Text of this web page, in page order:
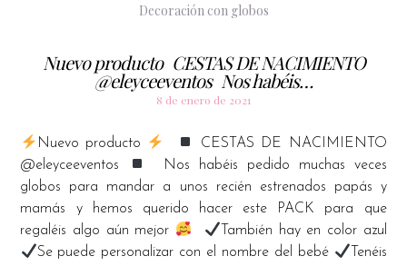
Decoración con globos
Nuevo producto ⁠ ⁠ CESTAS DE NACIMIENTO
@eleyceeventos ⁠ ⁠ Nos habéis…
8 de enero de 2021
Nuevo producto
CESTAS DE NACIMIENTO
@eleyceeventos
⁠ ⁠ Nos habéis pedido muchas veces
globos para mandar a unos recién estrenados papás y
mamás y hemos querido hacer este PACK para que
regaléis algo aún mejor
También hay en color azul⁠
Se puede personalizar con el nombre del bebé⁠
Tenéis